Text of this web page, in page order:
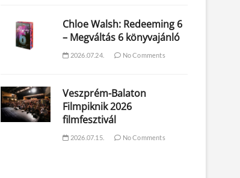
Chloe Walsh: Redeeming 6
– Megváltás 6 könyvajánló
2026.07.24. No Comments
Veszprém-Balaton
Filmpiknik 2026
filmfesztivál
2026.07.15. No Comments